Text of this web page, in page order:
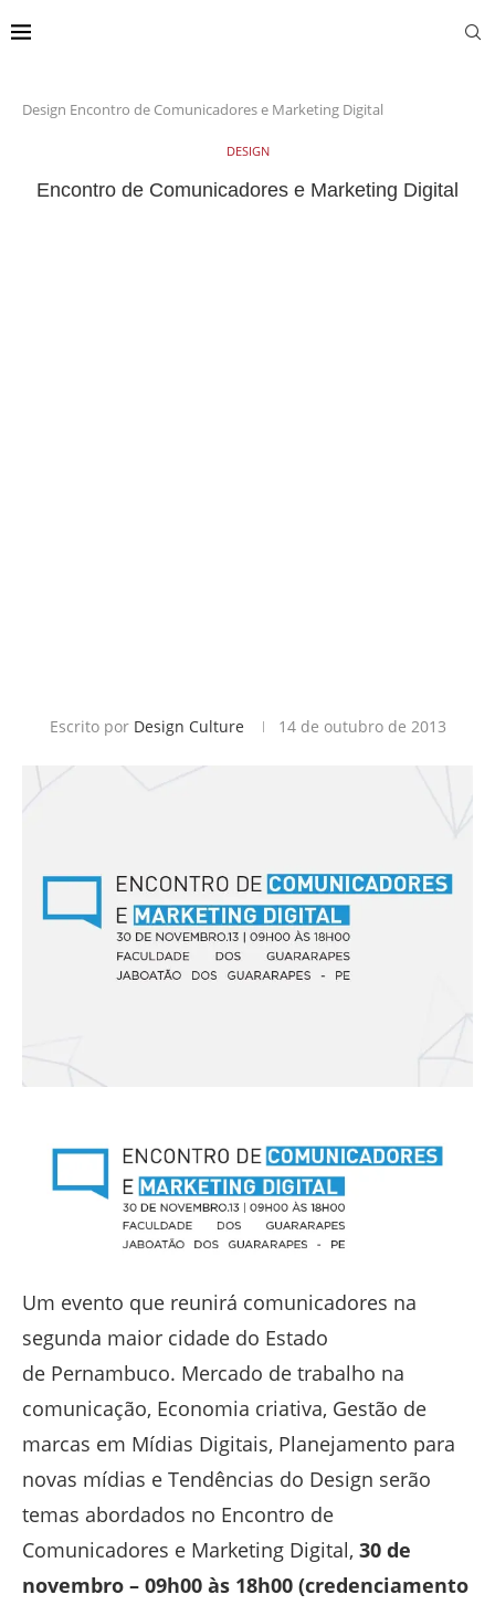
Design Encontro de Comunicadores e Marketing Digital
DESIGN
Encontro de Comunicadores e Marketing Digital
Escrito por Design Culture 14 de outubro de 2013
Um evento que reunirá comunicadores na
segunda maior cidade do Estado
de Pernambuco. Mercado de trabalho na
comunicação, Economia criativa, Gestão de
marcas em Mídias Digitais, Planejamento para
novas mídias e Tendências do Design serão
temas abordados no Encontro de
Comunicadores e Marketing Digital, 30 de
novembro – 09h00 às 18h00 (credenciamento